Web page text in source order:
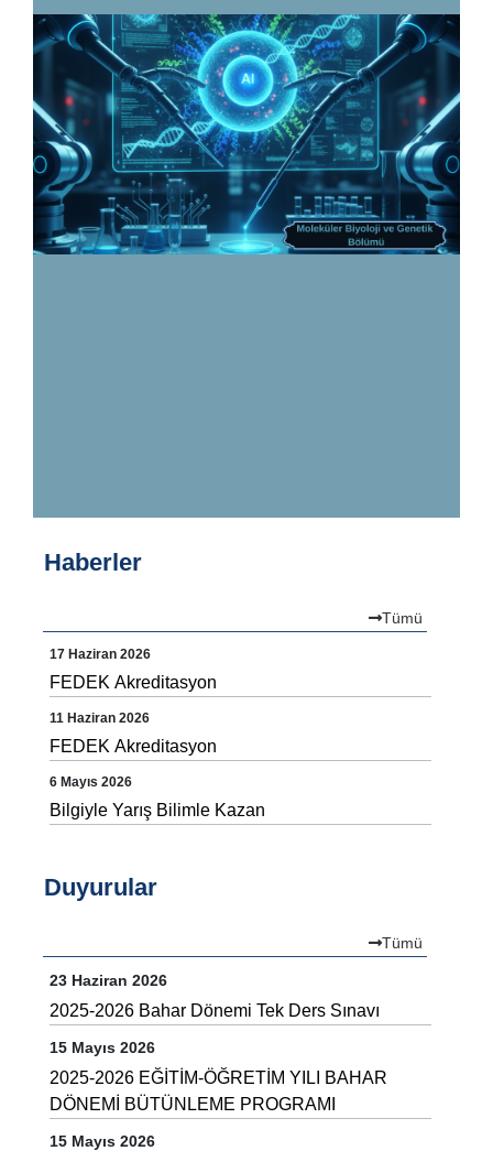
Haberler
Tümü
17 Haziran 2026
FEDEK Akreditasyon
11 Haziran 2026
FEDEK Akreditasyon
6 Mayıs 2026
Bilgiyle Yarış Bilimle Kazan
Duyurular
Tümü
23 Haziran 2026
2025-2026 Bahar Dönemi Tek Ders Sınavı
15 Mayıs 2026
2025-2026 EĞİTİM-ÖĞRETİM YILI BAHAR
DÖNEMİ BÜTÜNLEME PROGRAMI
15 Mayıs 2026